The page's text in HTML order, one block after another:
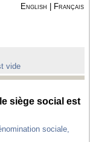
English Français
vide
siège social est
sociale,